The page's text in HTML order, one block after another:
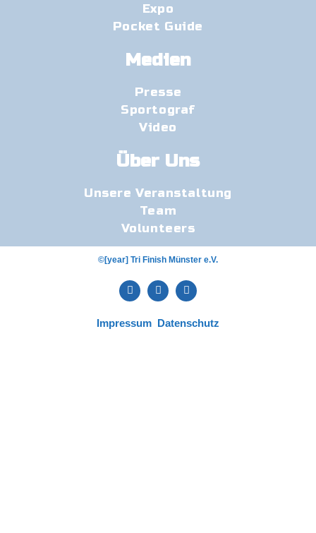
Expo
Pocket Guide
Medien
Presse
Sportograf
Video
Über Uns
Unsere Veranstaltung
Team
Volunteers
©[year] Tri Finish Münster e.V.
Impressum Datenschutz